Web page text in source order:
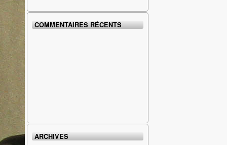
COMMENTAIRES RÉCENTS
ARCHIVES